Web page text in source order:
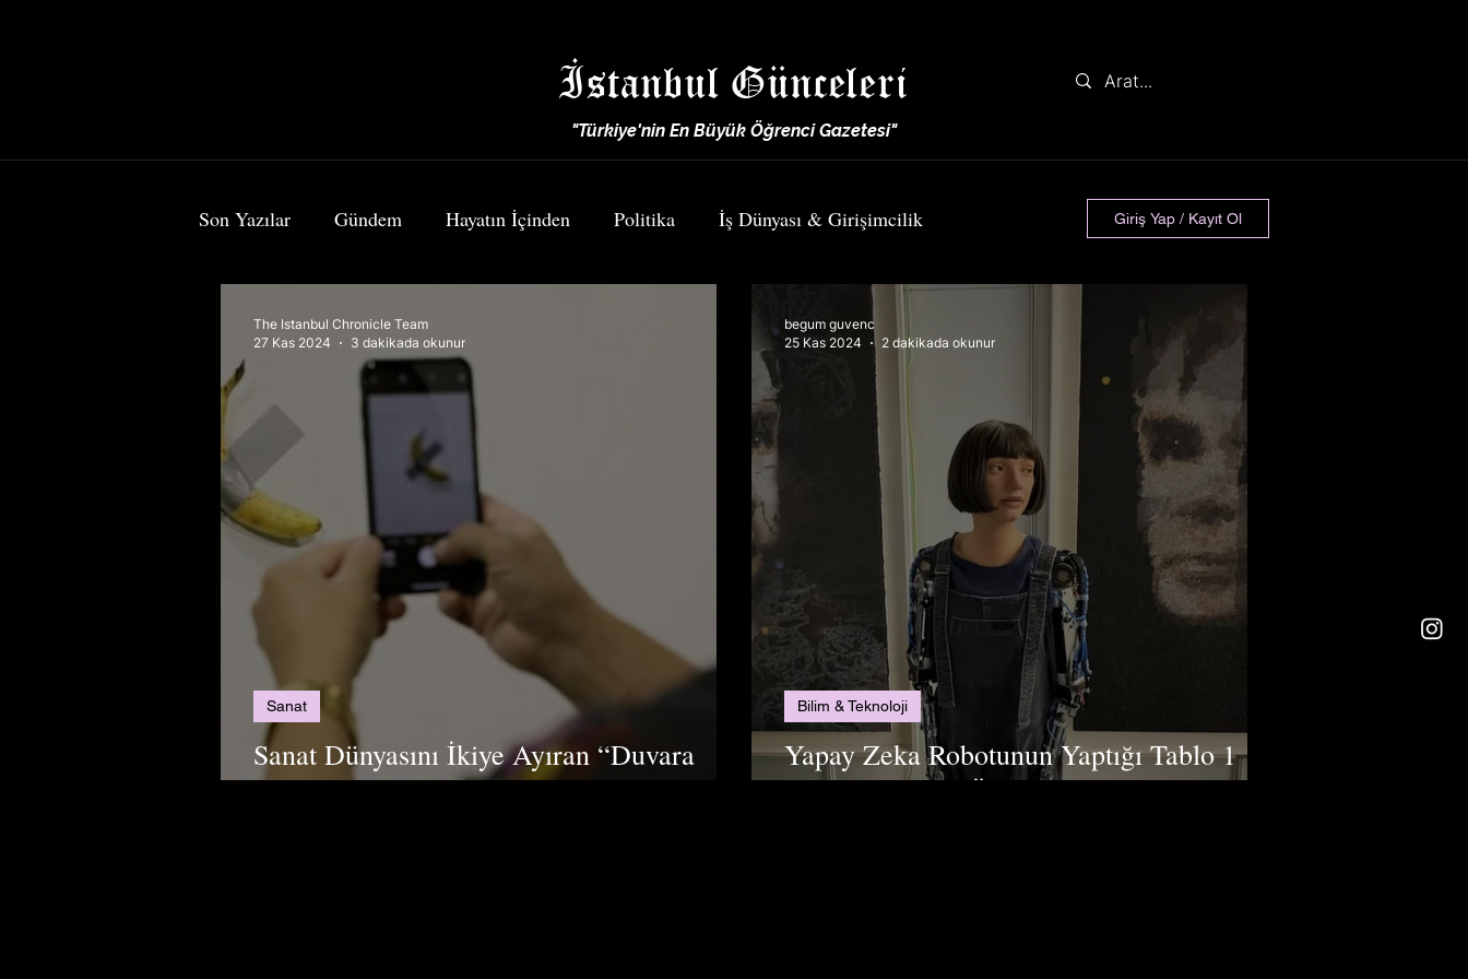
İstanbul Günceleri
"Türkiye'nin En Büyük Öğrenci Gazetesi"
Son Yazılar Gündem Hayatın İçinden Politika İş Dünyası & Girişimcilik Giriş Yap / Kayıt Ol
Sanat Dünyasını İkiye Ayıran “Duvara
Bantlanmış Muz” Tekrar Satışta
Sanat
The Istanbul Chronicle Team
27 Kas 2024
3 dakikada okunur
Yapay Zeka Robotunun Yaptığı Tablo 1
Milyon Doların Üzerinde Fiyata Satıldı
Bilim & Teknoloji
begum guvenc
25 Kas 2024
2 dakikada okunur